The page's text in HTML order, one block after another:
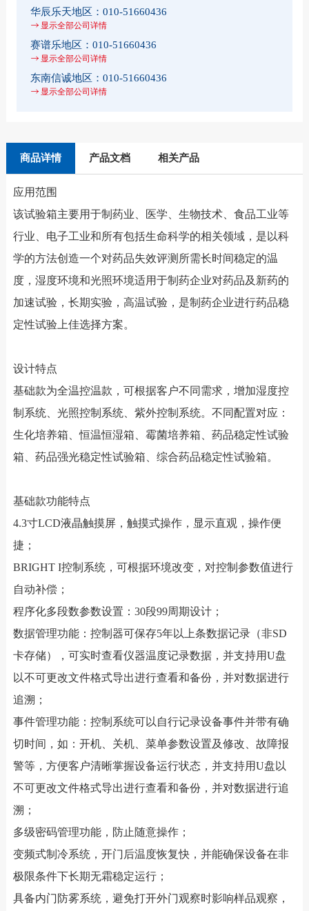
华辰乐天地区： 010-51660436
显示全部公司详情
赛谱乐地区： 010-51660436
显示全部公司详情
东南信诚地区： 010-51660436
显示全部公司详情
商品详情 产品文档 相关产品
应用范围
该试验箱主要用于制药业、医学、生物技术、食品工业等
行业、电子工业和所有包括生命科学的相关领域，是以科
学的方法创造一个对药品失效评测所需长时间稳定的温
度，湿度环境和光照环境适用于制药企业对药品及新药的
加速试验，长期实验，高温试验，是制药企业进行药品稳
定性试验上佳选择方案。
设计特点
基础款为全温控温款，可根据客户不同需求，增加湿度控
制系统、光照控制系统、紫外控制系统。不同配置对应：
生化培养箱、恒温恒湿箱、霉菌培养箱、药品稳定性试验
箱、药品强光稳定性试验箱、综合药品稳定性试验箱。
基础款功能特点
4.3寸LCD液晶触摸屏，触摸式操作，显示直观，操作便
捷；
BRIGHT I控制系统，可根据环境改变，对控制参数值进行
自动补偿；
程序化多段数参数设置：30段99周期设计；
数据管理功能：控制器可保存5年以上条数据记录（非SD
卡存储），可实时查看仪器温度记录数据，并支持用U盘
以不可更改文件格式导出进行查看和备份，并对数据进行
追溯；
事件管理功能：控制系统可以自行记录设备事件并带有确
切时间，如：开机、关机、菜单参数设置及修改、故障报
警等，方便客户清晰掌握设备运行状态，并支持用U盘以
不可更改文件格式导出进行查看和备份，并对数据进行追
溯；
多级密码管理功能，防止随意操作；
变频式制冷系统，开门后温度恢复快，并能确保设备在非
极限条件下长期无霜稳定运行；
具备内门防雾系统，避免打开外门观察时影响样品观察，